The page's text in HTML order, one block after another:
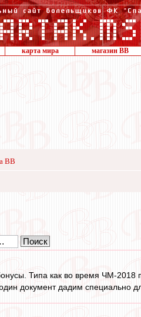
карта мира магазин ВВ
ВВ
Типа как во время ЧМ-2018
документ дадим специально